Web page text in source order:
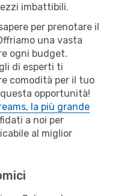
imbattibili.
per prenotare il
una vasta
ogni budget.
di esperti ti
comodità per il tuo
opportunità!
la più grande
a noi per
al miglior